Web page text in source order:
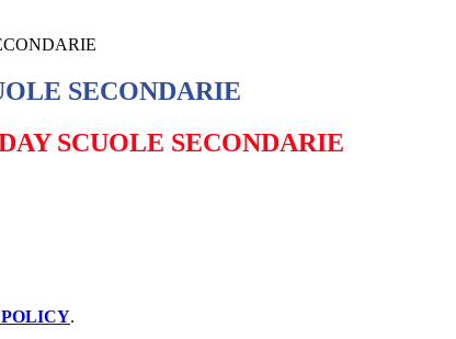
SECONDARIE
SCUOLE SECONDARIE
.